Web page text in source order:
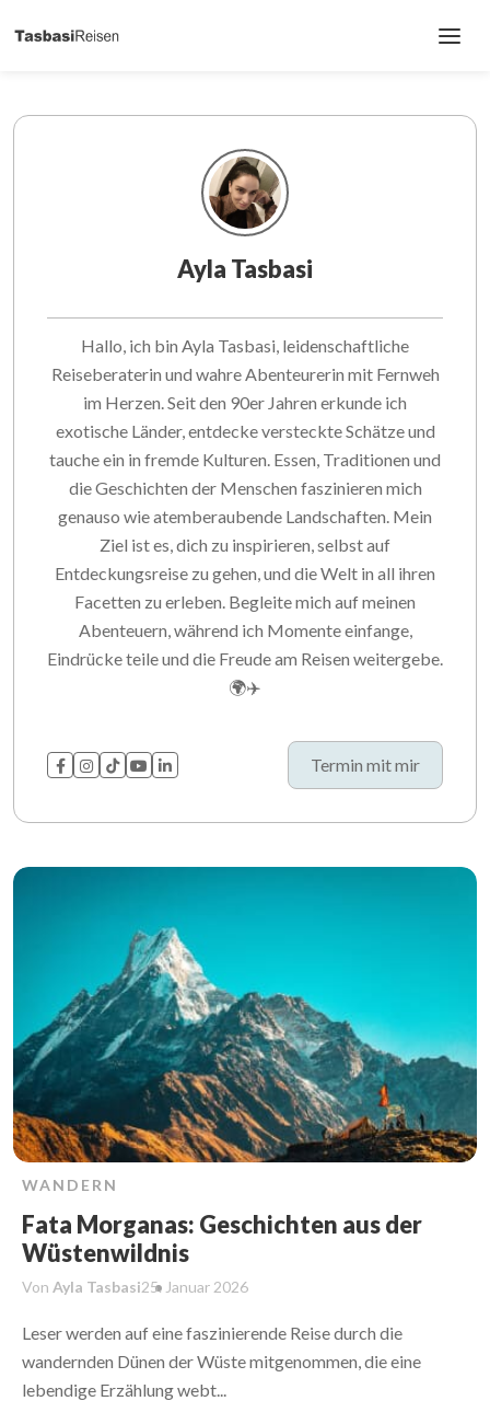
Ayla Tasbasi
Hallo, ich bin Ayla Tasbasi, leidenschaftliche
Reiseberaterin und wahre Abenteurerin mit Fernweh
im Herzen. Seit den 90er Jahren erkunde ich
exotische Länder, entdecke versteckte Schätze und
tauche ein in fremde Kulturen. Essen, Traditionen und
die Geschichten der Menschen faszinieren mich
genauso wie atemberaubende Landschaften. Mein
Ziel ist es, dich zu inspirieren, selbst auf
Entdeckungsreise zu gehen, und die Welt in all ihren
Facetten zu erleben. Begleite mich auf meinen
Abenteuern, während ich Momente einfange,
Eindrücke teile und die Freude am Reisen weitergebe.
🌍✈️
Termin mit mir
WANDERN
Fata Morganas: Geschichten aus der
Wüstenwildnis
Von Ayla Tasbasi25. Januar 2026
Leser werden auf eine faszinierende Reise durch die
wandernden Dünen der Wüste mitgenommen, die eine
lebendige Erzählung webt...